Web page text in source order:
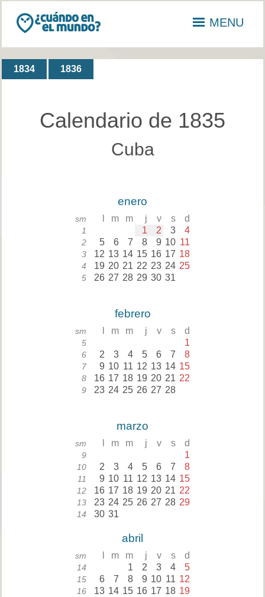
MENU
1834 1836
Calendario de 1835
Cuba
enero
sm m m j v s d
1 1 2 3 4
2 5 6 7 8 9 10 11
3 12 13 14 15 16 17 18
4 19 20 21 22 23 24 25
5 26 27 28 29 30 31
febrero
sm m m j v s d
5 1
6 2 3 4 5 6 7 8
7 9 10 11 12 13 14 15
8 16 17 18 19 20 21 22
9 23 24 25 26 27 28
marzo
sm m m j v s d
9 1
10 2 3 4 5 6 7 8
11 9 10 11 12 13 14 15
12 16 17 18 19 20 21 22
13 23 24 25 26 27 28 29
14 30 31
abril
sm m m j v s d
14 1 2 3 4 5
15 6 7 8 9 10 11 12
16 13 14 15 16 17 18 19